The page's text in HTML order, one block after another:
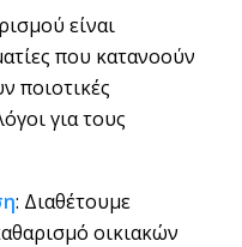
είναι
που κατανοούν
ποιοτικές
για τους
: Διαθέτουμε
οικιακών